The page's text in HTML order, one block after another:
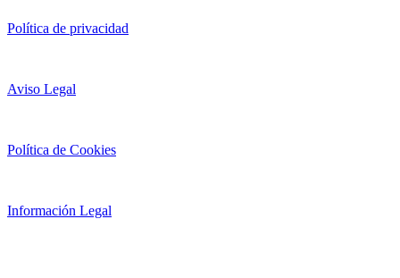
Política de privacidad
Aviso Legal
Política de Cookies
Información Legal